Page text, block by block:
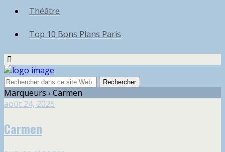
Théâtre
Top 10 Bons Plans Paris
Marqueurs › Carmen
août 24, 2025
Carmen